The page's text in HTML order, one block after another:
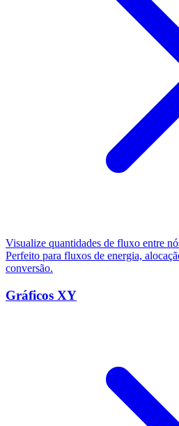
Visualize quantidades de fluxo entre
Perfeito para fluxos de energia,
conversão.
Gráficos XY